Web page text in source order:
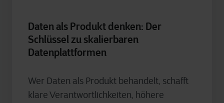
Daten als Produkt denken: Der
Schlüssel zu skalierbaren
Datenplattformen
Wer Daten als Produkt behandelt, schafft
klare Verantwortlichkeiten, höhere